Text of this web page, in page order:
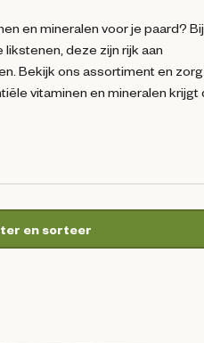
en mineralen voor je paard? Bij
deze zijn rijk aan
Bekijk ons assortiment en zorg
vitaminen en mineralen krijgt
en sorteer